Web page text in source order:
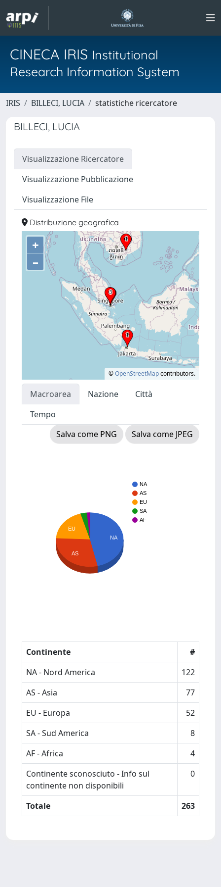
CINECA IRIS Institutional
Research Information System
IRIS BILLECI, LUCIA statistiche ricercatore
BILLECI, LUCIA
Visualizzazione Ricercatore
Visualizzazione Pubblicazione
Visualizzazione File
Distribuzione geografica
+
–
©OpenStreetMapcontributors.
Macroarea Nazione
Città
Tempo
Salva come PNG
Salva come JPEG
NA
AS
EU
SA
AF
NA
EU
AS
Continente
#
NA - Nord America
122
AS - Asia
77
EU - Europa
52
SA - Sud America
8
AF - Africa
4
Continente sconosciuto - Info sul
continente non disponibili
0
Totale 263